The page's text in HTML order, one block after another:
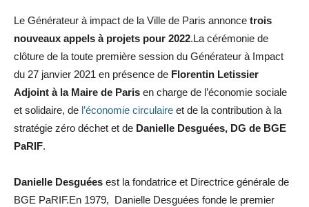
Le Générateur à impact de la Ville de Paris annonce trois
nouveaux appels à projets pour 2022.La cérémonie de
clôture de la toute première session du Générateur à Impact
du 27 janvier 2021 en présence de Florentin Letissier
Adjoint à la Maire de Paris en charge de l’économie sociale
et solidaire, de l’économie circulaire et de la contribution à la
stratégie zéro déchet et de Danielle Desguées, DG de BGE
PaRIF.
Danielle Desguées est la fondatrice et Directrice générale de
BGE PaRIF.En 1979, Danielle Desguées fonde le premier